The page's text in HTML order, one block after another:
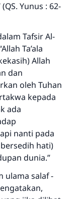
(QS. Yunus : 62-
Tafsir Al-
Ta’ala
Allah
dan
oleh Tuhan
kepada
ada
nanti pada
hati)
dunia.”
ulama salaf -